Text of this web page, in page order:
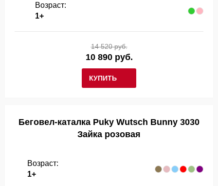
Возраст:
1+
КУПИТЬ
14 520 руб.
10 890 руб.
Беговел-каталка Puky Wutsch Bunny 3030
Зайка розовая
Возраст:
1+